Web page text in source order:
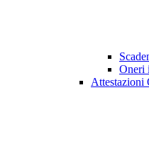
Oneri
Attestazioni